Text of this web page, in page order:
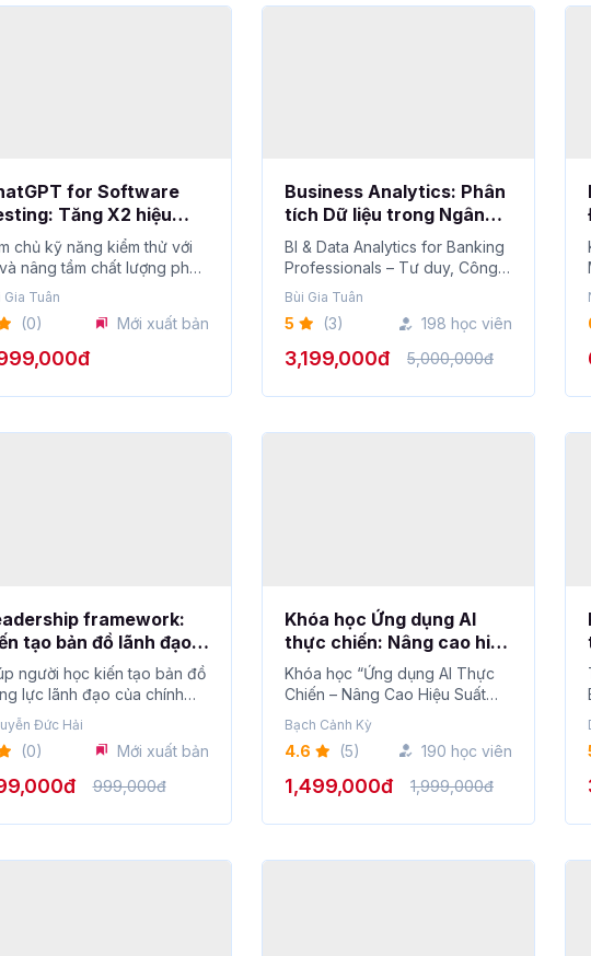
for Software
Tăng X2 hiệu
Kiểm thử phần mềm
ChatGPT
chủ kỹ năng kiểm thử với
nâng tầm chất lượng phần
Gia Tuân
(0) Mới xuất bản
Business Analytics: Phân
tích Dữ liệu trong Ngân
BI & Data Analytics for Banking
Professionals – Tư duy, Công
Bùi Gia Tuân
5 (3) 198 học viên
3,199,000đ 5,000,000đ
framework:
tạo bản đồ lãnh đạo
diện
người học kiến tạo bản đồ
lực lãnh đạo của chính
Đức Hải
(0) Mới xuất bản
999,000đ
Khóa học Ứng dụng AI
thực chiến: Nâng cao hiệu
suất Marketing & Kinh
doanh
Khóa học “Ứng dụng AI Thực
Chiến – Nâng Cao Hiệu Suất
Marketing & Kinh...
Bạch Cảnh Kỳ
4.6 (5) 190 học viên
1,499,000đ 1,999,000đ